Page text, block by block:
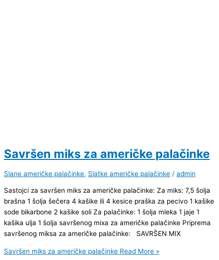
Savršen miks za američke palačinke
Slane američke palačinke, Slatke američke palačinke / admin
Sastojci za savršen miks za američke palačinke: Za miks: 7,5 šolja
brašna 1 šolja šečera 4 kašike ili 4 kesice praška za pecivo 1 kašike
sode bikarbone 2 kašike soli Za palačinke: 1 šolja mleka 1 jaje 1
kašika ulja 1 šolja savršenog mixa za američke palačinke Priprema
savršenog miksa za američke palačinke: SAVRŠEN MIX
Savršen miks za američke palačinke Read More »